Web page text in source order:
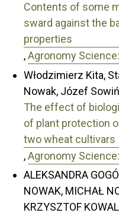
Contents of some
sward against the
properties
,Agronomy
Włodzimierz Kita,
Nowak, Józef
The effect of
of plant protection
two wheat cultivars
,Agronomy
ALEKSANDRA
NOWAK, MICHAŁ
KRZYSZTOF